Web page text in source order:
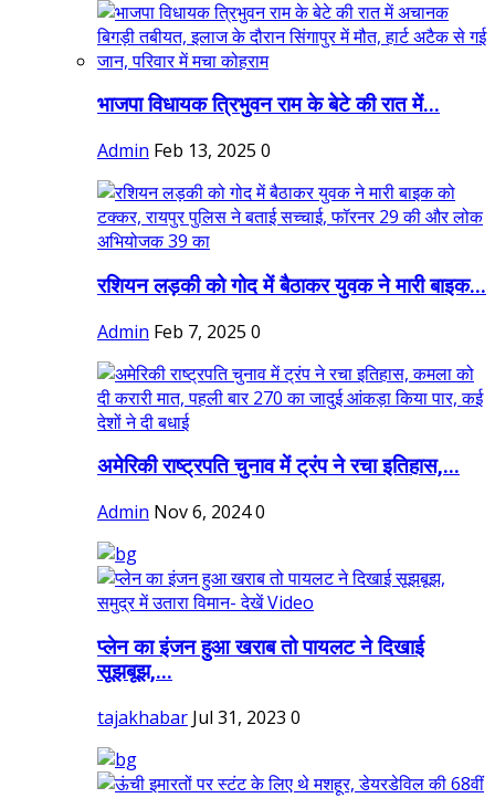
भाजपा विधायक त्रिभुवन राम के बेटे की रात में...
Admin Feb 13, 2025 0
रशियन लड़की को गोद में बैठाकर युवक ने मारी बाइक...
Admin Feb 7, 2025 0
अमेरिकी राष्ट्रपति चुनाव में ट्रंप ने रचा इतिहास,...
Admin Nov 6, 20240
प्लेन का इंजन हुआ खराब तो पायलट ने दिखाई
सूझबूझ,...
tajakhabar Jul 31, 2023 0